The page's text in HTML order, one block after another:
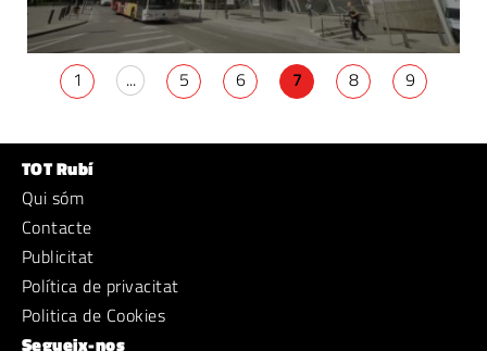
1 ... 5 6 7 8 9
TOT Rubí
Qui sóm
Contacte
Publicitat
Política de privacitat
Politica de Cookies
Segueix-nos